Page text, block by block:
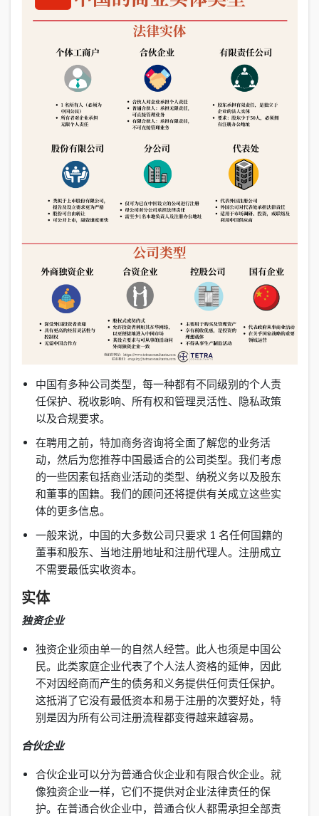
中国有多种公司类型，每一种都有不同级别的个人责
任保护、税收影响、所有权和管理灵活性、隐私政策
以及合规要求。
在聘用之前，特加商务咨询将全面了解您的业务活
动，然后为您推荐中国最适合的公司类型。我们考虑
的一些因素包括商业活动的类型、纳税义务以及股东
和董事的国籍。我们的顾问还将提供有关成立这些实
体的更多信息。
一般来说，中国的大多数公司只要求 1 名任何国籍的
董事和股东、当地注册地址和注册代理人。注册成立
不需要最低实收资本。
实体
独资企业
独资企业须由单一的自然人经营。此人也须是中国公
民。此类家庭企业代表了个人法人资格的延伸，因此
不对因经商而产生的债务和义务提供任何责任保护。
这抵消了它没有最低资本和易于注册的次要好处，特
别是因为所有公司注册流程都变得越来越容易。
合伙企业
合伙企业可以分为普通合伙企业和有限合伙企业。就
像独资企业一样，它们不提供对企业法律责任的保
护。在普通合伙企业中，普通合伙人都需承担全部责